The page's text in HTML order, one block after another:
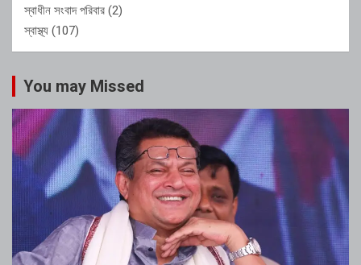
স্বাধীন সংবাদ পরিবার (2)
স্বাস্থ্য (107)
You may Missed